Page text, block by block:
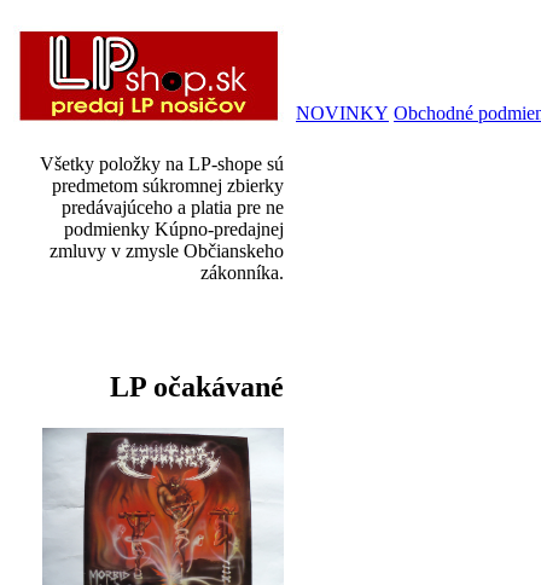
Všetky položky na LP-shope sú
predmetom súkromnej zbierky
predávajúceho a platia pre ne
podmienky Kúpno-predajnej
zmluvy v zmysle Občianskeho
zákonníka.
LP očakávané
NOVINKY Obchodné